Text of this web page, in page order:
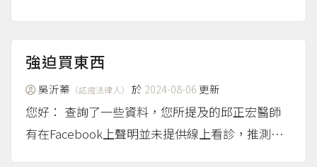
此涉及到民事訴訟或其他紛爭解決的程序，理應會
收到法院的開庭通知，或者調解通知書等文件，不
可能只由對方透過簡訊...
（more...）
強迫買東西
吳沂蓁 （認證法律人） 於 2024-08-06 更新
您好： 查詢了一些資料，您所提及的邱正宏醫師
有在Facebook上聲明並未提供線上看診，推測您